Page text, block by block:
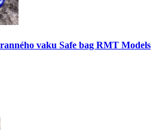
vaku Safe bag RMT Models